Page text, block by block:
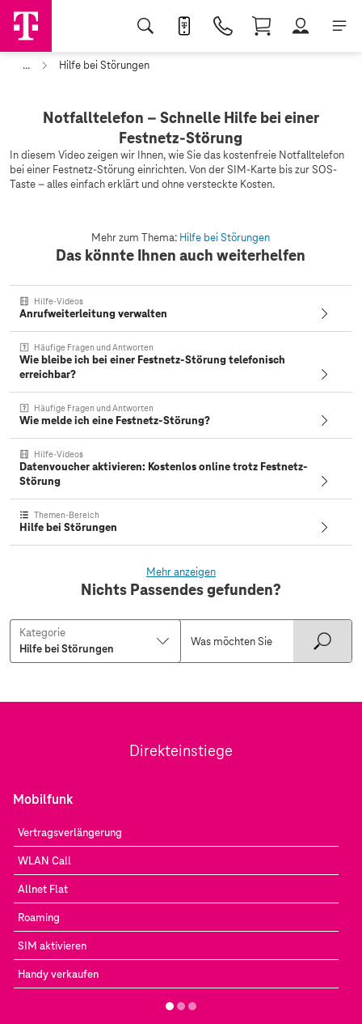
... Hilfe bei Störungen
Notfalltelefon – Schnelle Hilfe bei einer
Festnetz-Störung
In diesem Video zeigen wir Ihnen, wie Sie das kostenfreie Notfalltelefon
bei einer Festnetz-Störung einrichten. Von der SIM-Karte bis zur SOS-
Taste – alles einfach erklärt und ohne versteckte Kosten.
Mehr zum Thema: Hilfe bei Störungen
Das könnte Ihnen auch weiterhelfen
Hilfe-Videos
Anrufweiterleitung verwalten
Häufige Fragen und Antworten
Wie bleibe ich bei einer Festnetz-Störung telefonisch
erreichbar?
Häufige Fragen und Antworten
Wie melde ich eine Festnetz-Störung?
Hilfe-Videos
Datenvoucher aktivieren: Kostenlos online trotz Festnetz-
Störung
Themen-Bereich
Hilfe bei Störungen
Mehr anzeigen
Nichts Passendes gefunden?
Kategorie
Direkteinstiege
Mobilfunk
Vertragsverlängerung
WLAN Call
Allnet Flat
Roaming
SIM aktivieren
Handy verkaufen